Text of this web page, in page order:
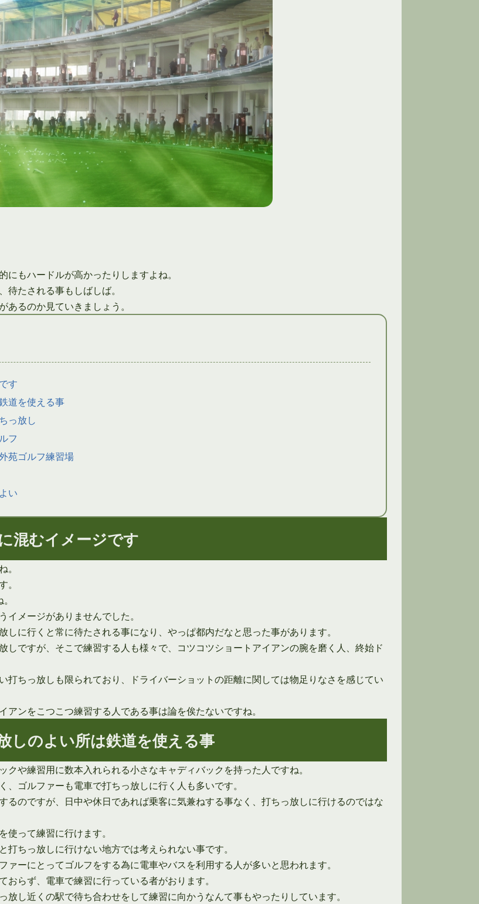
もハードルが高かったりしますよね。
たされる事もしばしば。
るのか見ていきましょう。
す
道を使える事
っ放し
フ
苑ゴルフ練習場
い
混むイメージです
メージがありませんでした。
に行くと常に待たされる事になり、やっぱ都内だなと思った事があります。
しですが、そこで練習する人も様々で、コツコツショートアイアンの腕を磨く人、終始ド
打ちっ放しも限られており、ドライバーショットの距離に関しては物足りなさを感じてい
ンをこつこつ練習する人である事は論を俟たないですね。
しのよい所は鉄道を使える事
や練習用に数本入れられる小さなキャディバックを持った人ですね。
ゴルファーも電車で打ちっ放しに行く人も多いです。
るのですが、日中や休日であれば乗客に気兼ねする事なく、打ちっ放しに行けるのではな
って練習に行けます。
ちっ放しに行けない地方では考えられない事です。
ーにとってゴルフをする為に電車やバスを利用する人が多いと思われます。
らず、電車で練習に行っている者がおります。
し近くの駅で待ち合わせをして練習に向かうなんて事もやったりしています。